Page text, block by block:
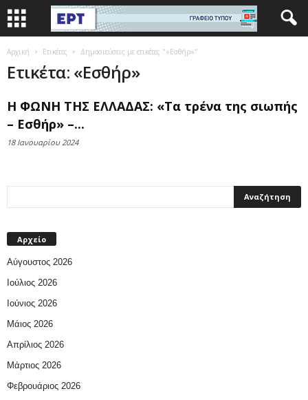
Αρχική Ετικέτες Δημοσιεύσεις με ετικέτες "«Εσθήρ»"
Ετικέτα: «Εσθήρ»
Η ΦΩΝΗ ΤΗΣ ΕΛΛΑΔΑΣ: «Τα τρένα της σιωπής
– Εσθήρ» –...
18 Ιανουαρίου 2024
Αρχείο
Αύγουστος 2026
Ιούλιος 2026
Ιούνιος 2026
Μάιος 2026
Απρίλιος 2026
Μάρτιος 2026
Φεβρουάριος 2026